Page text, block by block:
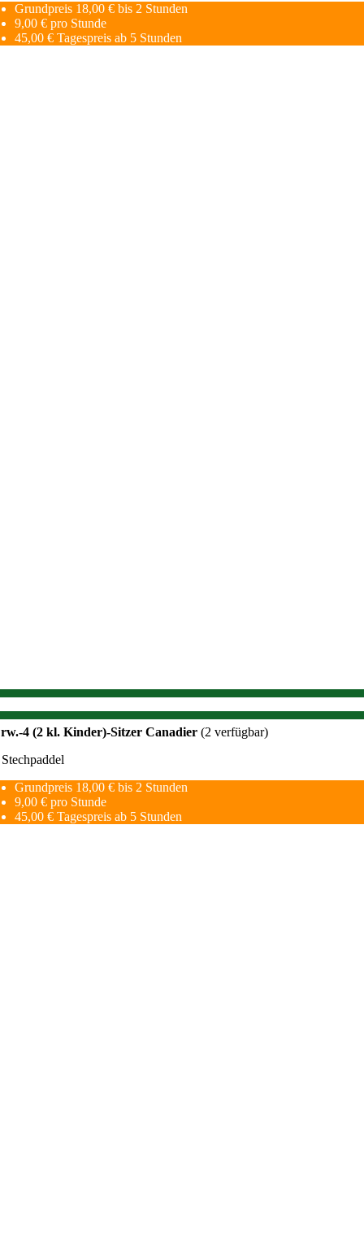
Grundpreis 18,00 € bis 2 Stunden
9,00 € pro Stunde
45,00 € Tagespreis ab 5 Stunden
4 (2 kl. Kinder)-Sitzer Canadier (2 verfügbar)
Grundpreis 18,00 € bis 2 Stunden
9,00 € pro Stunde
45,00 € Tagespreis ab 5 Stunden